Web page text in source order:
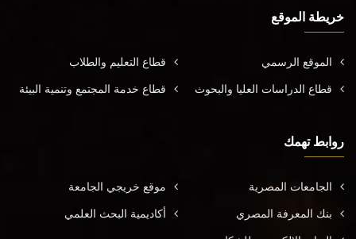
خريطة الموقع
الموقع الرسمي قطاع التعليم والطلاب
قطاع الدراسات العليا والبحوث قطاع خدمة المجتمع وتنمية البيئة
روابط تهمك
الجامعات المصرية موقع خريجي الجامعة
بنك المعرفة المصري أكاديمية البحث العلمي